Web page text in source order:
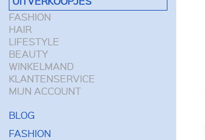
FASHION
HAIR
LIFESTYLE
BEAUTY
WINKELMAND
KLANTENSERVICE
MIJN ACCOUNT
BLOG
FASHION